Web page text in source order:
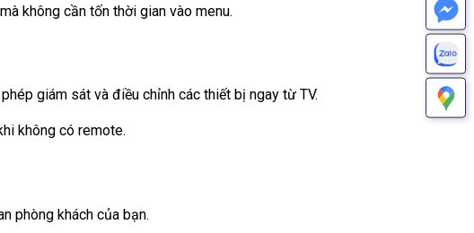
không cần tốn thời gian vào menu.
giám sát và điều chỉnh các thiết bị ngay từ TV.
không có remote.
phòng khách của bạn.